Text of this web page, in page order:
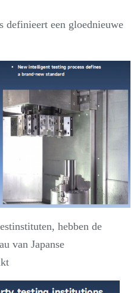
definieert een gloednieuwe
hebben de
van Japanse